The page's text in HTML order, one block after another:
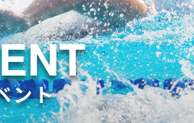
ント